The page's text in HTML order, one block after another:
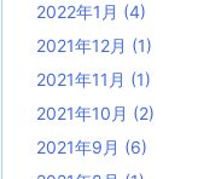
2022年1月 (4)
2021年12月 (1)
2021年11月 (1)
2021年10月 (2)
2021年9月 (6)